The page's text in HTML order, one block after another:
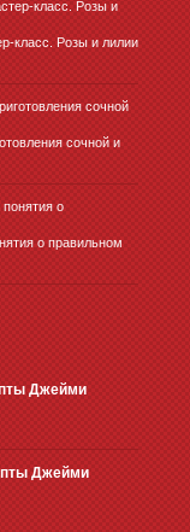
класс. Розы и лилии
сочной и
о правильном
Джейми
Джейми